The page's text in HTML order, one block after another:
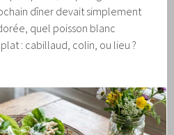
dîner devait simplement
quel poisson blanc
: cabillaud, colin, ou lieu ?